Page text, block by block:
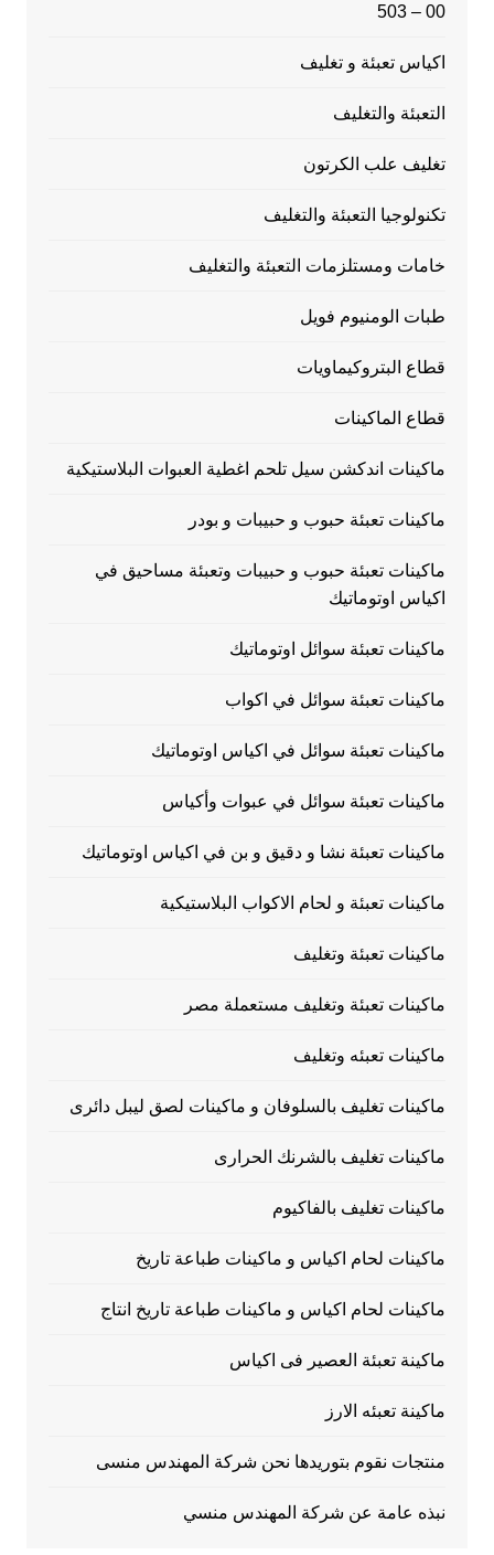
00 – 503
اكياس تعبئة و تغليف
التعبئة والتغليف
تغليف علب الكرتون
تكنولوجيا التعبئة والتغليف
خامات ومستلزمات التعبئة والتغليف
طبات الومنيوم فويل
قطاع البتروكيماويات
قطاع الماكينات
ماكينات اندكشن سيل تلحم اغطية العبوات البلاستيكية
ماكينات تعبئة حبوب و حبيبات و بودر
ماكينات تعبئة حبوب و حبيبات وتعبئة مساحيق في
اكياس اوتوماتيك
ماكينات تعبئة سوائل اوتوماتيك
ماكينات تعبئة سوائل في اكواب
ماكينات تعبئة سوائل في اكياس اوتوماتيك
ماكينات تعبئة سوائل في عبوات وأكياس
ماكينات تعبئة نشا و دقيق و بن في اكياس اوتوماتيك
ماكينات تعبئة و لحام الاكواب البلاستيكية
ماكينات تعبئة وتغليف
ماكينات تعبئة وتغليف مستعملة مصر
ماكينات تعبئه وتغليف
ماكينات تغليف بالسلوفان و ماكينات لصق ليبل دائرى
ماكينات تغليف بالشرنك الحرارى
ماكينات تغليف بالفاكيوم
ماكينات لحام اكياس و ماكينات طباعة تاريخ
ماكينات لحام اكياس و ماكينات طباعة تاريخ انتاج
ماكينة تعبئة العصير فى اكياس
ماكينة تعبئه الارز
منتجات نقوم بتوريدها نحن شركة المهندس منسى
نبذه عامة عن شركة المهندس منسي